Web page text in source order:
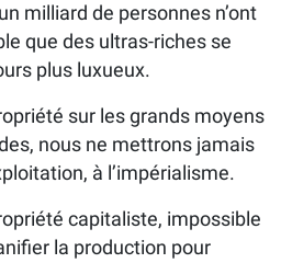
milliard de personnes n’ont
que des ultras-riches se
plus luxueux.
sur les grands moyens
nous ne mettrons jamais
à l’impérialisme.
capitaliste, impossible
la production pour